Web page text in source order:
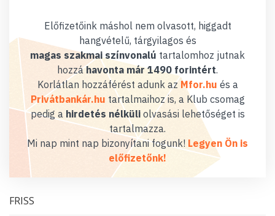
Előfizetőink máshol nem olvasott, higgadt
hangvételű, tárgyilagos és
magas szakmai színvonalú tartalomhoz jutnak
hozzáhavonta már 1490 forintért.
Korlátlan hozzáférést adunk az Mfor.hu és a
Privátbankár.hu tartalmaihoz is, a Klub csomag
pedig a hirdetés nélküliolvasási lehetőséget is
tartalmazza.
Mi nap mint nap bizonyítani fogunk! Legyen Ön is
előfizetőnk!
FRISS